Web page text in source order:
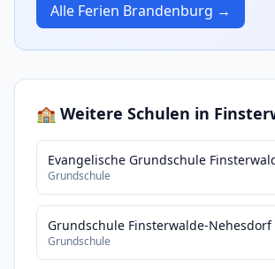
Alle Ferien Brandenburg →
🏫 Weitere Schulen in
Evangelische Grundschule
Grundschule
Grundschule Finsterwalde-Nehesdorf
Grundschule